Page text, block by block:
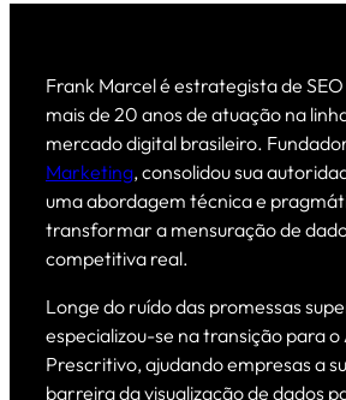
Frank Marcel é estrategista de
mais de 20 anos de atuação na
mercado digital brasileiro.
Marketing, consolidou sua
uma abordagem técnica e
transformar a mensuração de
competitiva real.
Longe do ruído das promessas
especializou-se na transição para o
Prescritivo, ajudando empresas a
barreira da visualização de dados